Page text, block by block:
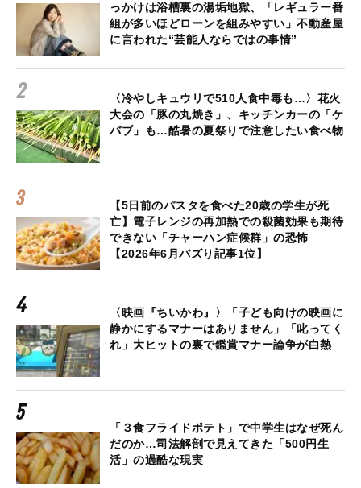
っかけは浴槽裏の湯垢地獄、「レギュラー番
組が多いほどローンを組みやすい」不動産屋
に言われた“芸能人ならではの事情”
〈冷やしキュウリで510人食中毒も…〉花火
大会の「豚の丸焼き」、キッチンカーの「ケ
バブ」も…酷暑の夏祭りで注意したい食べ物
【5日前のパスタを食べた20歳の学生が死
亡】電子レンジの再加熱での殺菌効果も期待
できない「チャーハン症候群」の恐怖
【2026年6月バズり記事1位】
〈映画『ちいかわ』〉「子ども向けの映画に
静かにするマナーはありません」「叱ってく
れ」大ヒットの裏で鑑賞マナー論争が白熱
「３食フライドポテト」で中学生はなぜ死ん
だのか…司法解剖で見えてきた「500円生
活」の過酷な現実